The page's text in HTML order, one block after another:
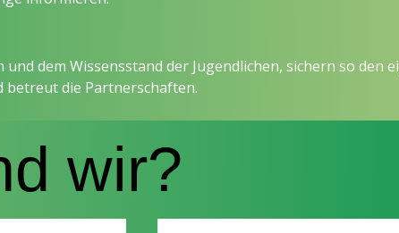
dem Wissensstand der Jugendlichen, sichern so den
die Partnerschaften.
wir?